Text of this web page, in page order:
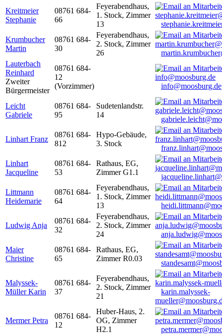
Kreitmeier
Stephanie
08761 684-
66
Feyerabendhaus,
1. Stock, Zimmer
13
Krumbucher
Martin
08761 684-
30
Feyerabendhaus,
2. Stock, Zimmer
26
Lauterbach
Reinhard
Zweiter
Bürgermeister
08761 684-
12
(Vorzimmer)
info@moosburg.de
Leicht
Gabriele
08761 684-
95
Sudetenlandstr.
14
Linhart Franz
08761 684-
812
Hypo-Gebäude,
3. Stock
Linhart
Jacqueline
08761 684-
53
Rathaus, EG,
Zimmer G1.1
Littmann
Heidemarie
08761 684-
64
Feyerabendhaus,
1. Stock, Zimmer
13
Ludwig Anja
08761 684-
32
Feyerabendhaus,
2. Stock, Zimmer
24
Maier
Christine
08761 684-
65
Rathaus, EG,
Zimmer R0.03
Malyssek-
Müller Karin
08761 684-
37
Feyerabendhaus,
2. Stock, Zimmer
21
karin.malyssek-
Mermer Petra
08761 684-
12
Huber-Haus, 2.
OG, Zimmer
H2.1